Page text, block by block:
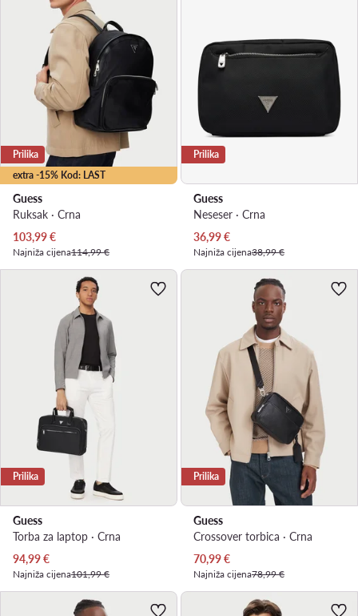
extra -15% Kod: LAST
Prilika
Guess
Ruksak · Crna
Trenutna cijena
103,99€
Najniža cijena114,99 €
Prilika
Guess
Neseser · Crna
Trenutna cijena
36,99€
Najniža cijena38,99 €
Prilika
Guess
Torba za laptop · Crna
Trenutna cijena
94,99€
Najniža cijena101,99 €
Prilika
Guess
Crossover torbica · Crna
Trenutna cijena
70,99€
Najniža cijena78,99 €